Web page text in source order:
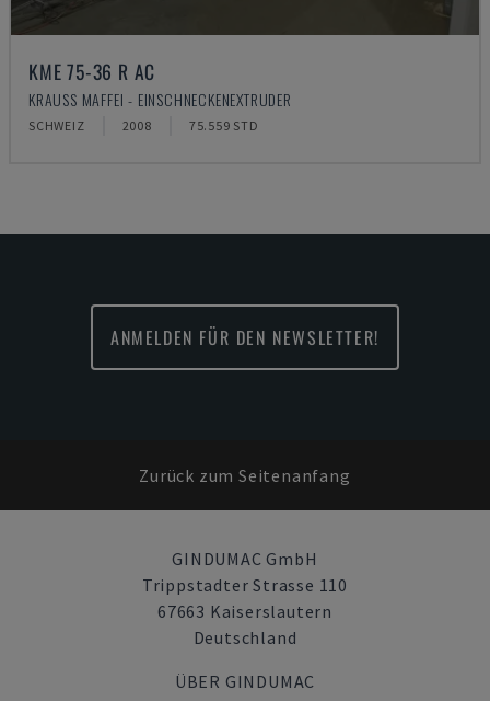
KME 75-36 R AC
KRAUSS MAFFEI - EINSCHNECKENEXTRUDER
SCHWEIZ 2008 75.559 STD
ANMELDEN FÜR DEN NEWSLETTER!
Zurück zum Seitenanfang
GINDUMAC GmbH
Trippstadter Strasse 110
67663 Kaiserslautern
Deutschland
ÜBER GINDUMAC